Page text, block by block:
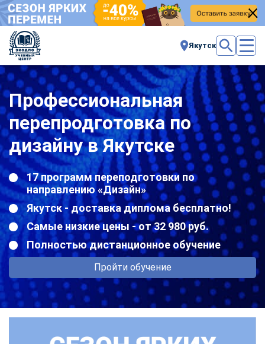
Якутск
Профессиональная
перепродготовка по
дизайну в Якутске
17 программ переподготовки по
направлению «Дизайн»
Якутск - доставка диплома бесплатно!
Самые низкие цены - от 32 980 руб.
Полностью дистанционное обучение
Пройти обучение